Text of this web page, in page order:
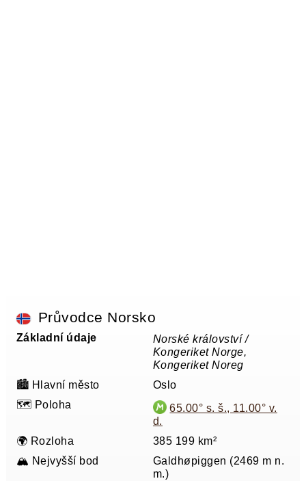
Průvodce Norsko
Základní údaje
Norské království /
Kongeriket Norge,
Kongeriket Noreg
🏙️ Hlavní město
Oslo
🗺️ Poloha
65.00° s. š., 11.00° v.
d.
🌍 Rozloha
385 199 km²
🏔️ Nejvyšší bod
Galdhøpiggen (2469 m n.
m.)